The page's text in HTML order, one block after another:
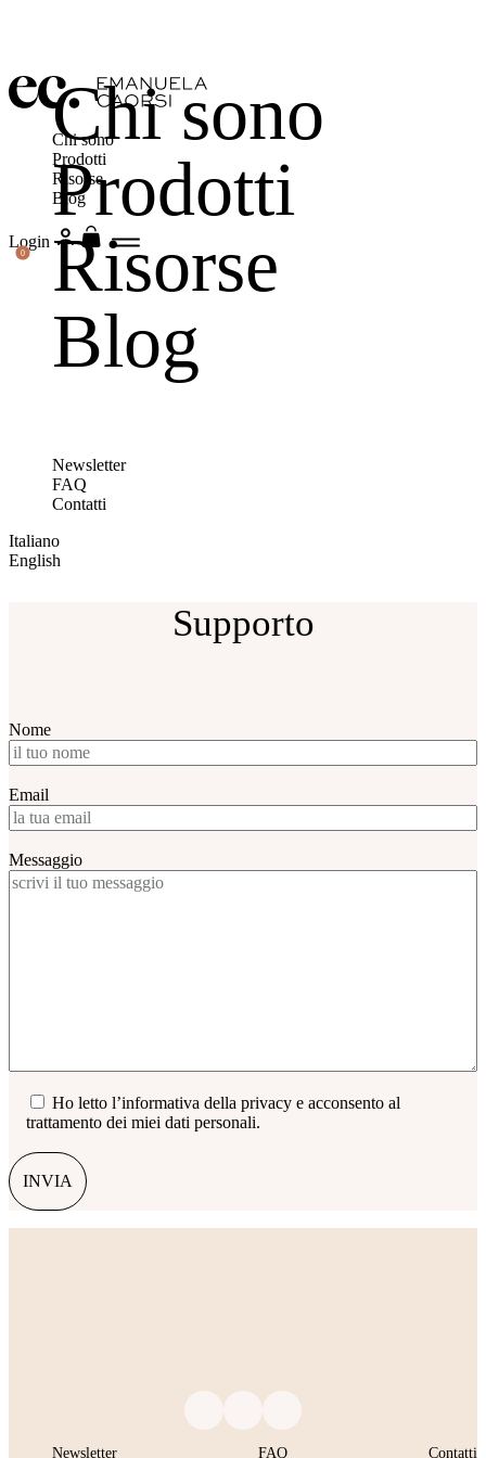
Chi sono
Prodotti
Risorse
Blog
Login
0
Chi sono
Prodotti
Risorse
Blog
Newsletter
FAQ
Contatti
Italiano
English
Supporto
Nome
Email
Messaggio
Ho letto l’informativa della privacy e acconsento al
trattamento dei miei dati personali.
Newsletter FAQ Contatti